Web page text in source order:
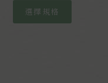
選擇規格